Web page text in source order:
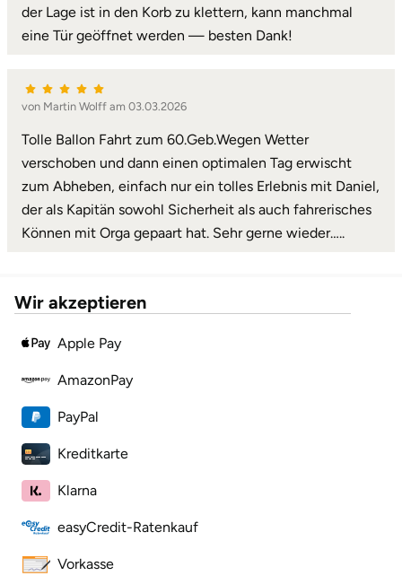
der Lage ist in den Korb zu klettern, kann manchmal
eine Tür geöffnet werden — besten Dank!
von Martin Wolff am 03.03.2026
Tolle Ballon Fahrt zum 60.Geb.Wegen Wetter
verschoben und dann einen optimalen Tag erwischt
zum Abheben, einfach nur ein tolles Erlebnis mit Daniel,
der als Kapitän sowohl Sicherheit als auch fahrerisches
Können mit Orga gepaart hat. Sehr gerne wieder…..
Wir akzeptieren
Apple Pay
AmazonPay
PayPal
Kreditkarte
Klarna
easyCredit-Ratenkauf
Vorkasse